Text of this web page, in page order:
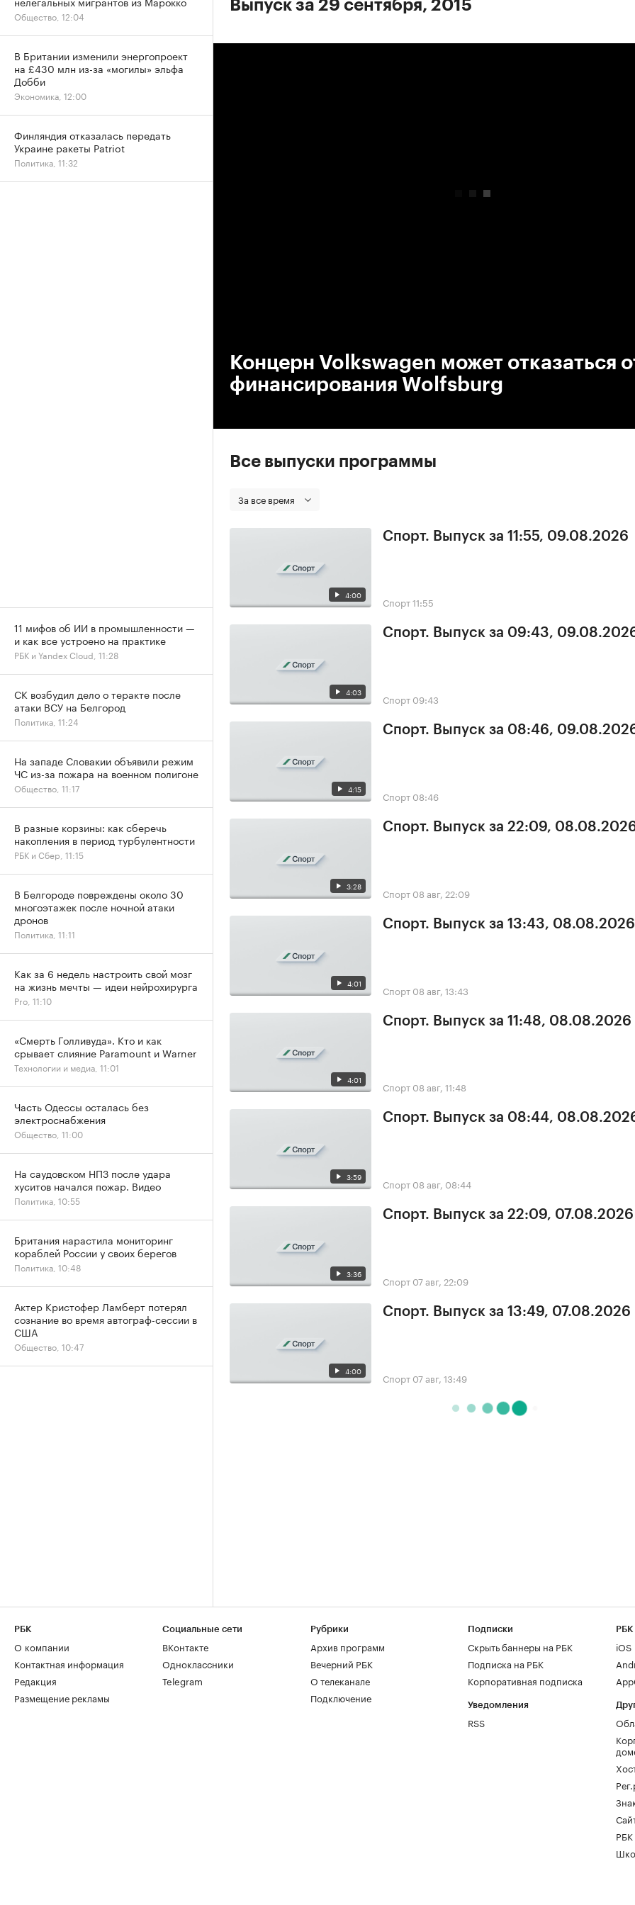
Выпуск за 29 сентября, 2015
Концерн Volkswagen может отказаться
финансирования Wolfsburg
Все выпуски программы
За все время
4:00
Спорт. Выпуск за 11:55, 09.08.2026
Спорт11:55
4:03
Спорт. Выпуск за 09:43,
Спорт 09:43
4:15
Спорт. Выпуск за 08:46,
Спорт 08:46
3:28
Спорт. Выпуск за 22:09,
Спорт 08 авг, 22:09
4:01
Спорт. Выпуск за 13:43, 08.08.2026
Спорт 08 авг, 13:43
4:01
Спорт. Выпуск за 11:48, 08.08.2026
Спорт 08 авг, 11:48
3:59
Спорт. Выпуск за 08:44,
Спорт 08 авг, 08:44
3:36
Спорт. Выпуск за 22:09, 07.08.2026
Спорт 07 авг, 22:09
4:00
Спорт. Выпуск за 13:49, 07.08.2026
Спорт 07 авг, 13:49
Общество, 12:04
В Британии изменили энергопроект
на £430 млн из-за «могилы» эльфа
Добби
Экономика, 12:00
Финляндия отказалась передать
Украине ракеты Patriot
Политика, 11:32
11 мифов об ИИ в промышленности —
и как все устроено на практике
РБК и Yandex Cloud, 11:28
СК возбудил дело о теракте после
атаки ВСУ на Белгород
Политика, 11:24
На западе Словакии объявили режим
ЧС из-за пожара на военном полигоне
Общество, 11:17
В разные корзины: как сберечь
накопления в период турбулентности
РБК и Сбер, 11:15
В Белгороде повреждены около 30
многоэтажек после ночной атаки
дронов
Политика, 11:11
Как за 6 недель настроить свой мозг
на жизнь мечты — идеи нейрохирурга
Pro, 11:10
«Смерть Голливуда». Кто и как
срывает слияние Paramount и Warner
Технологии и медиа, 11:01
Часть Одессы осталась без
электроснабжения
Общество, 11:00
На саудовском НПЗ после удара
хуситов начался пожар. Видео
Политика, 10:55
Британия нарастила мониторинг
кораблей России у своих берегов
Политика, 10:48
Актер Кристофер Ламберт потерял
сознание во время автограф-сессии в
США
Общество, 10:47
РБК
О компании
Контактная информация
Редакция
Размещение рекламы
Социальные сети
ВКонтакте
Одноклассники
Telegram
Рубрики
Архив программ
Вечерний РБК
О телеканале
Подключение
Подписки
Скрыть баннеры на РБК
Подписка на РБК
Корпоративная подписка
Уведомления
RSS
РБК
iOS